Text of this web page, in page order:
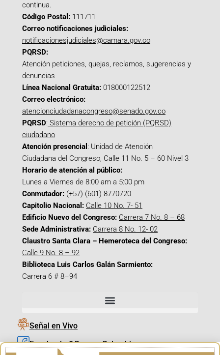
continua.
Código Postal: 111711
Correo notificaciones judiciales:
notificacionesjudiciales@camara.gov.co
PQRSD:
Atención peticiones, quejas, reclamos, sugerencias y
denuncias
Línea Nacional Gratuita: 018000122512
Correo electrónico:
atencionciudadanacongreso@senado.gov.co
PQRSD: Sistema derecho de petición (PQRSD)
ciudadano
Atención presencial : Unidad de Atención
Ciudadana del Congreso, Calle 11 No. 5 – 60 Nivel 3
Horario de atención al público:
Lunes a Viernes de 8:00 am a 5:00 pm
Conmutador: (+57) (601) 8770720
Capitolio Nacional: Calle 10 No. 7- 51
Edificio Nuevo del Congreso: Carrera 7 No. 8 – 68
Sede Administrativa: Carrera 8 No. 12- 02
Claustro Santa Clara – Hemeroteca del Congreso:
Calle 9 No. 8 – 92
Biblioteca Luis Carlos Galán Sarmiento:
Carrera 6 # 8–94
Señal en Vivo
Facebook_@CamaraColombia